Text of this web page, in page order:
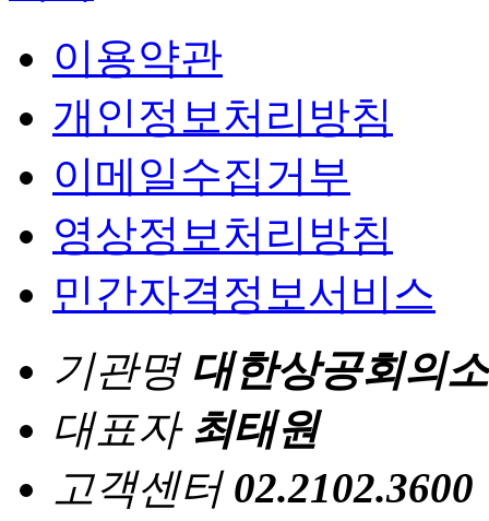
이용약관
개인정보처리방침
이메일수집거부
영상정보처리방침
민간자격정보서비스
기관명 대한상공회의소
대표자 최태원
고객센터 02.2102.3600